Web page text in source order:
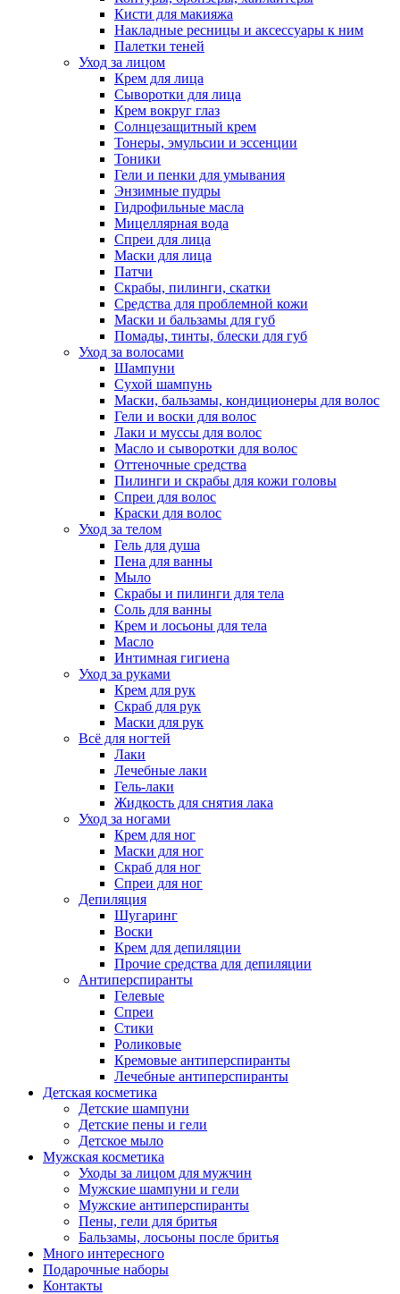
Кисти для макияжа
Накладные ресницы и аксессуары к ним
Палетки теней
Уход за лицом
Крем для лица
Сыворотки для лица
Крем вокруг глаз
Солнцезащитный крем
Тонеры, эмульсии и эссенции
Тоники
Гели и пенки для умывания
Энзимные пудры
Гидрофильные масла
Мицеллярная вода
Спреи для лица
Маски для лица
Патчи
Скрабы, пилинги, скатки
Средства для проблемной кожи
Маски и бальзамы для губ
Помады, тинты, блески для губ
Уход за волосами
Шампуни
Сухой шампунь
Маски, бальзамы, кондиционеры для волос
Гели и воски для волос
Лаки и муссы для волос
Масло и сыворотки для волос
Оттеночные средства
Пилинги и скрабы для кожи головы
Спреи для волос
Краски для волос
Уход за телом
Гель для душа
Пена для ванны
Мыло
Скрабы и пилинги для тела
Соль для ванны
Крем и лосьоны для тела
Масло
Интимная гигиена
Уход за руками
Крем для рук
Скраб для рук
Маски для рук
Всё для ногтей
Лаки
Лечебные лаки
Гель-лаки
Жидкость для снятия лака
Уход за ногами
Крем для ног
Маски для ног
Скраб для ног
Спреи для ног
Депиляция
Шугаринг
Воски
Крем для депиляции
Прочие средства для депиляции
Антиперспиранты
Гелевые
Спреи
Стики
Роликовые
Кремовые антиперспиранты
Лечебные антиперспиранты
Детская косметика
Детские шампуни
Детские пены и гели
Детское мыло
Мужская косметика
Уходы за лицом для мужчин
Мужские шампуни и гели
Мужские антиперспиранты
Пены, гели для бритья
Бальзамы, лосьоны после бритья
Много интересного
Подарочные наборы
Контакты